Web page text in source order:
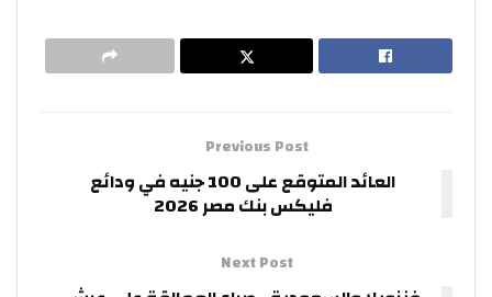
Previous Post
العائد المتوقع على 100 جنيه في ودائع
فليكس بنك مصر 2026
Next Post